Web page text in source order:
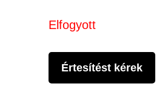
Elfogyott
Értesítést kérek